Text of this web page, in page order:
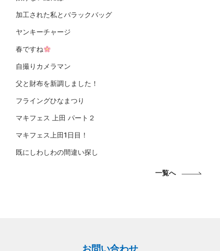
加工された私とバラックバッグ
ヤンキーチャージ
春ですね
自撮りカメラマン
父と財布を新調しました！
フライングひなまつり
マキフェス 上田 パート２
マキフェス上田1日目！
既にしわしわの間違い探し
一覧へ